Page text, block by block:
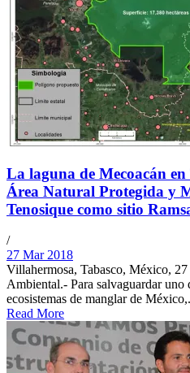
La laguna de Mecoacán en
Área Natural Protegida y
Tenosique como sitio
/
27 Mar 2018
Villahermosa, Tabasco, México,
Ambiental.- Para salvaguardar uno
ecosistemas de manglar de
Read More